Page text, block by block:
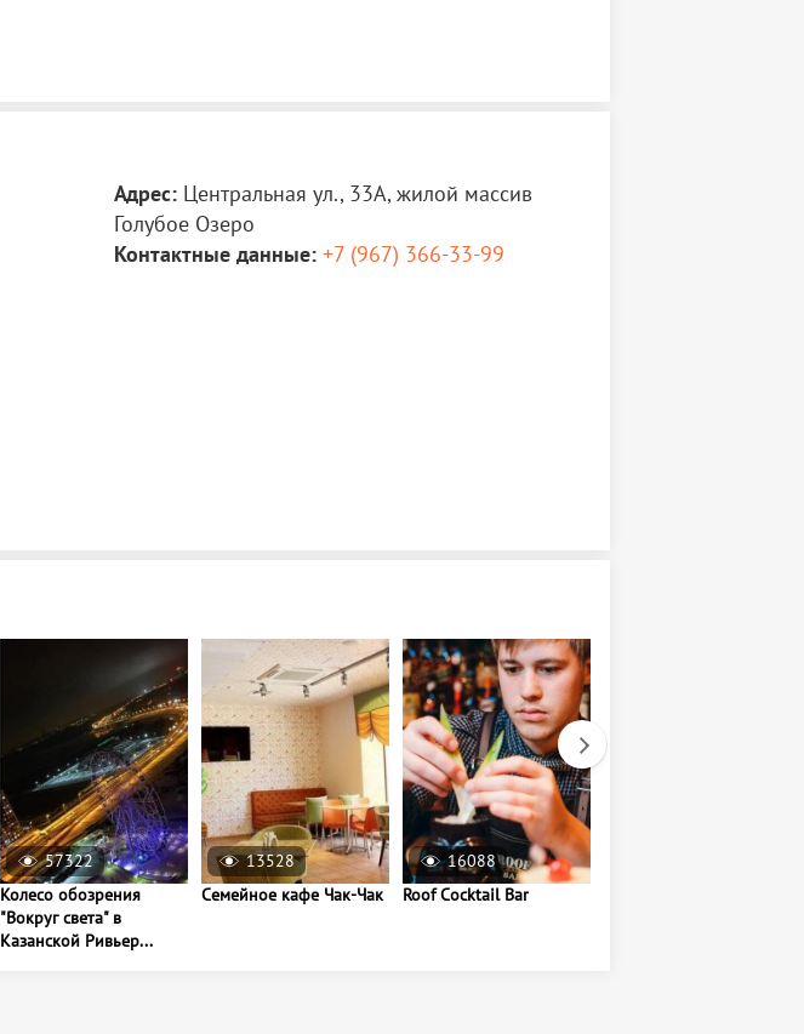
Адрес: Центральная ул., 33А, жилой массив
Голубое Озеро
Контактные данные: +7 (967) 366-33-99
57322
Колесо обозрения
"Вокруг света" в
Казанской Ривьер...
13528
Семейное кафе Чак-Чак
16088
Roof Cocktail Bar